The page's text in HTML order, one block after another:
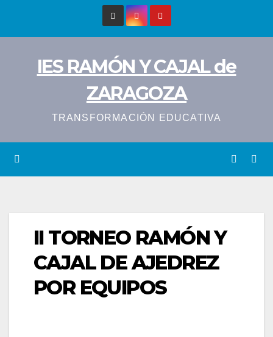
IES RAMÓN Y CAJAL de
ZARAGOZA
TRANSFORMACIÓN EDUCATIVA
II TORNEO RAMÓN Y
CAJAL DE AJEDREZ
POR EQUIPOS